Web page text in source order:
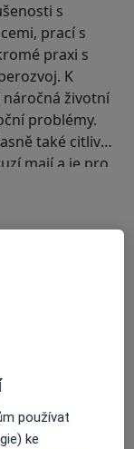
s
prací s
praxi s
K
životní
problémy.
také citlivá
mají a je pro
užitečná.
používat
ke